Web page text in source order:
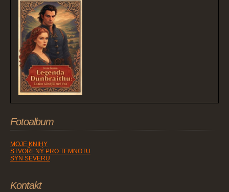
Fotoalbum
MOJE KNIHY
STVOŘENÝ PRO TEMNOTU
SYN SEVERU
Kontakt